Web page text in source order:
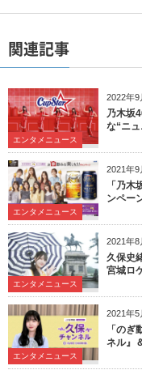
関連記事
2022年9
エンタメニュース
乃木坂
な“ニ
2021年9
エンタメニュース
「乃
ンペー
2021年8
エンタメニュース
久保史
宮城ロ
2021年5
エンタメニュース
「の
ネル』